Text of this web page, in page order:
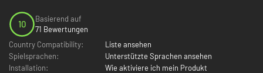
10
Basierend auf
71 Bewertungen
Country Compatibility:
Liste ansehen
Spielsprachen:
Unterstützte Sprachen ansehen
Installation:
Wie aktiviere ich mein Produkt